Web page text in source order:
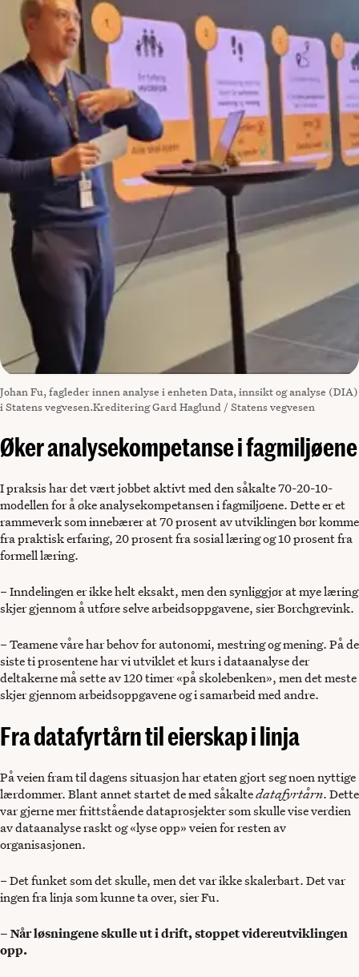
Johan Fu, fagleder innen analyse i enheten Data, innsikt og analyse (DIA)
i Statens vegvesen.Kreditering Gard Haglund / Statens vegvesen
Øker analysekompetanse i fagmiljøene
I praksis har det vært jobbet aktivt med den såkalte 70-20-10-
modellen for å øke analysekompetansen i fagmiljøene. Dette er et
rammeverk som innebærer at 70 prosent av utviklingen bør komme
fra praktisk erfaring, 20 prosent fra sosial læring og 10 prosent fra
formell læring.
– Inndelingen er ikke helt eksakt, men den synliggjør at mye læring
skjer gjennom å utføre selve arbeidsoppgavene, sier Borchgrevink.
– Teamene våre har behov for autonomi, mestring og mening. På de
siste ti prosentene har vi utviklet et kurs i dataanalyse der
deltakerne må sette av 120 timer «på skolebenken», men det meste
skjer gjennom arbeidsoppgavene og i samarbeid med andre.
Fra datafyrtårn til eierskap i linja
På veien fram til dagens situasjon har etaten gjort seg noen nyttige
lærdommer. Blant annet startet de med såkaltedatafyrtårn. Dette
var gjerne mer frittstående dataprosjekter som skulle vise verdien
av dataanalyse raskt og «lyse opp» veien for resten av
organisasjonen.
– Det funket som det skulle, men det var ikke skalerbart. Det var
ingen fra linja som kunne ta over, sier Fu.
– Når løsningene skulle ut i drift, stoppet videreutviklingen
opp.